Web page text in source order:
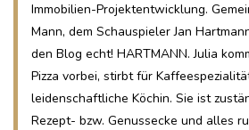
Immobilien-Projektentwicklung.
Mann, dem Schauspieler Jan
den Blog echt! HARTMANN. Julia
Pizza vorbei, stirbt für
leidenschaftliche Köchin. Sie ist
Rezept- bzw. Genussecke und alles